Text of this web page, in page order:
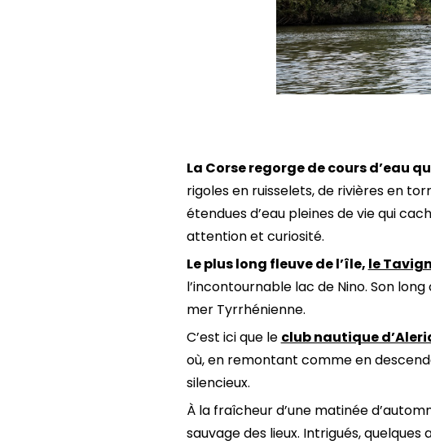
La Corse regorge de cours d’eau
rigoles en ruisselets, de rivières en
étendues d’eau pleines de vie qui
attention et curiosité.
Le plus long fleuve de l’île, le
l’incontournable lac de Nino. Son
mer Tyrrhénienne.
C’est ici que le club nautique
où, en remontant comme en
silencieux.
À la fraîcheur d’une matinée
sauvage des lieux. Intrigués,